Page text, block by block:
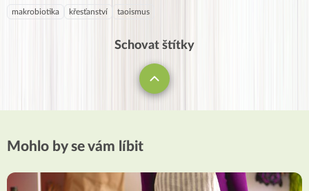
makrobiotika křesťanství taoismus
Schovat štítky
Mohlo by se vám líbit